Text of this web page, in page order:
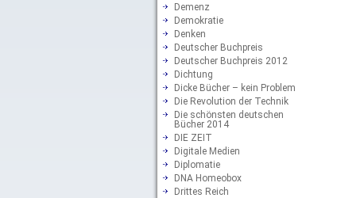
Demenz
Demokratie
Denken
Deutscher Buchpreis
Deutscher Buchpreis 2012
Dichtung
Dicke Bücher – kein Problem
Die Revolution der Technik
Die schönsten deutschen
Bücher 2014
DIE ZEIT
Digitale Medien
Diplomatie
DNA Homeobox
Drittes Reich